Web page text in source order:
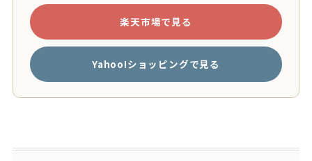
楽天市場で見る
Yahoo!ショッピングで見る